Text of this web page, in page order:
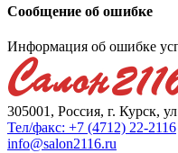
Сообщение об ошибке
Информация об ошибке
305001, Россия, г. Курск,
Тел/факс: +7 (4712) 22-2116
info@salon2116.ru